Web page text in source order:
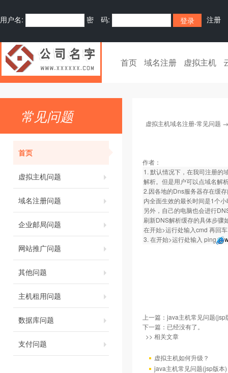
用户名: 密 码: 注册
首页 域名注册 虚拟主机
常见问题
首页
虚拟主机问题
域名注册问题
企业邮局问题
网站推广问题
其他问题
主机租用问题
数据库问题
支付问题
虚拟主机域名注册-常见问题
作者：
1. 默认情况下，在我司注册的
解析。但是用户可以点域名解
2.因各地的Dns服务器存在缓
内全面生效的最长时间是1个
另外，自己的电脑也会进行
刷新DNS解析缓存的具体步骤
在开始>运行处输入cmd 再回
3. 在开始>运行处输入 ping
上一篇： java主机常见问题(jsp
下一篇：已经没有了。
>> 相关文章
虚拟主机如何升级？
java主机常见问题(jsp版本)